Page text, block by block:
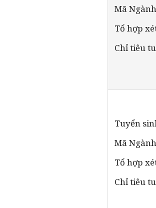
Mã
Tổ hợp
Chỉ tiêu
Tuyển
Mã
Tổ hợp
Chỉ tiêu